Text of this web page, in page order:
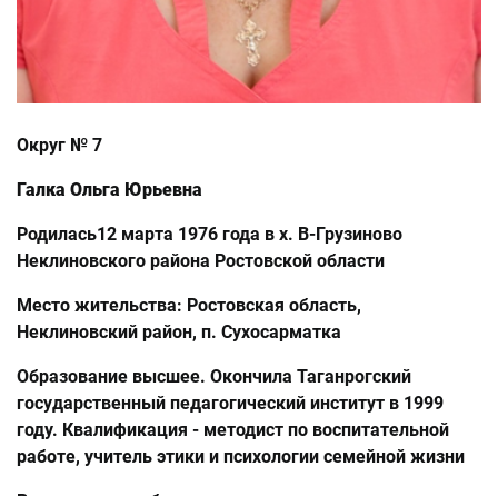
Округ № 7
Галка Ольга Юрьевна
Родилась12 марта 1976 года в х. В-Грузиново
Неклиновского района Ростовской области
Место жительства: Ростовская область,
Неклиновский район, п. Сухосарматка
Образование высшее. Окончила Таганрогский
государственный педагогический институт в 1999
году. Квалификация - методист по воспитательной
работе, учитель этики и психологии семейной жизни